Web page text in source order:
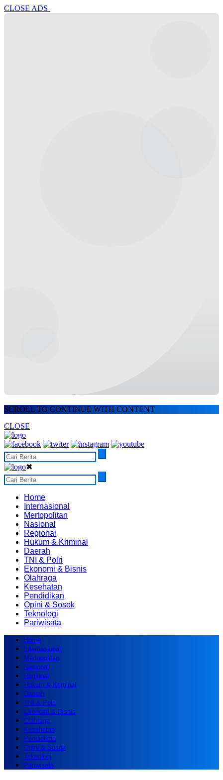
CLOSE ADS
SCROLL TO CONTINUE WITH CONTENT
CLOSE
✖
Home
Internasional
Mertopolitan
Nasional
Regional
Hukum & Kriminal
Daerah
TNI & Polri
Ekonomi & Bisnis
Olahraga
Kesehatan
Pendidikan
Opini & Sosok
Teknologi
Pariwisata
Home
Internasional
Mertopolitan
Nasional
Regional
Hukum & Kriminal
Daerah
TNI & Polri
Ekonomi & Bisnis
Olahraga
Kesehatan
Pendidikan
Opini & Sosok
Teknologi
Pariwisata